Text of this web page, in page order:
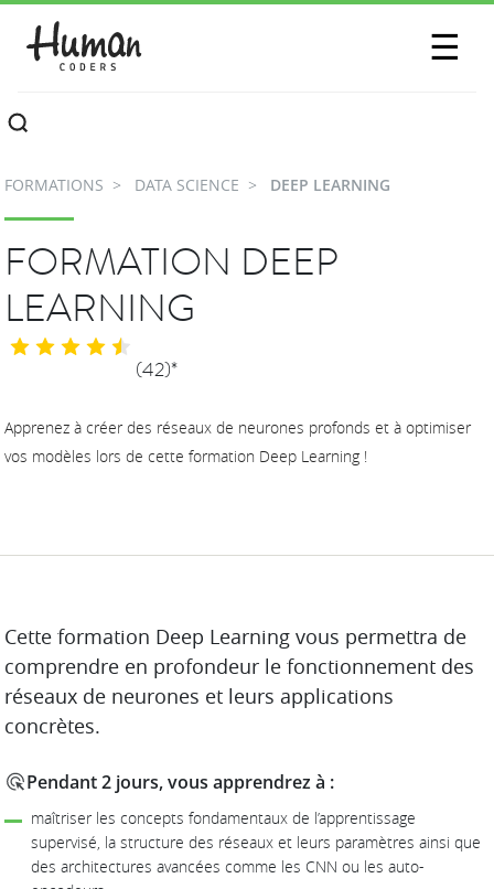
☰
CONTACTEZ-NOUS
FORMATIONS DATA SCIENCE DEEP LEARNING
FORMATION DEEP
LEARNING
(42)*
Apprenez à créer des réseaux de neurones profonds et à optimiser
vos modèles lors de cette formation Deep Learning !
DESCRIPTION
Cette formation Deep Learning vous permettra de
comprendre en profondeur le fonctionnement des
réseaux de neurones et leurs applications
concrètes.
Pendant 2 jours, vous apprendrez à :
maîtriser les concepts fondamentaux de l’apprentissage
supervisé, la structure des réseaux et leurs paramètres ainsi que
des architectures avancées comme les CNN ou les auto-